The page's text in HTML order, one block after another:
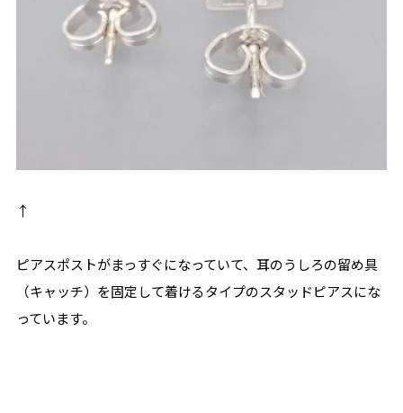
↑
ピアスポストがまっすぐになっていて、耳のうしろの留め具
（キャッチ）を固定して着けるタイプのスタッドピアスにな
っています。